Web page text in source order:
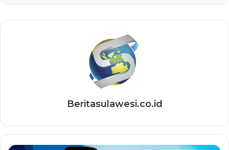
Beritasulawesi.co.id